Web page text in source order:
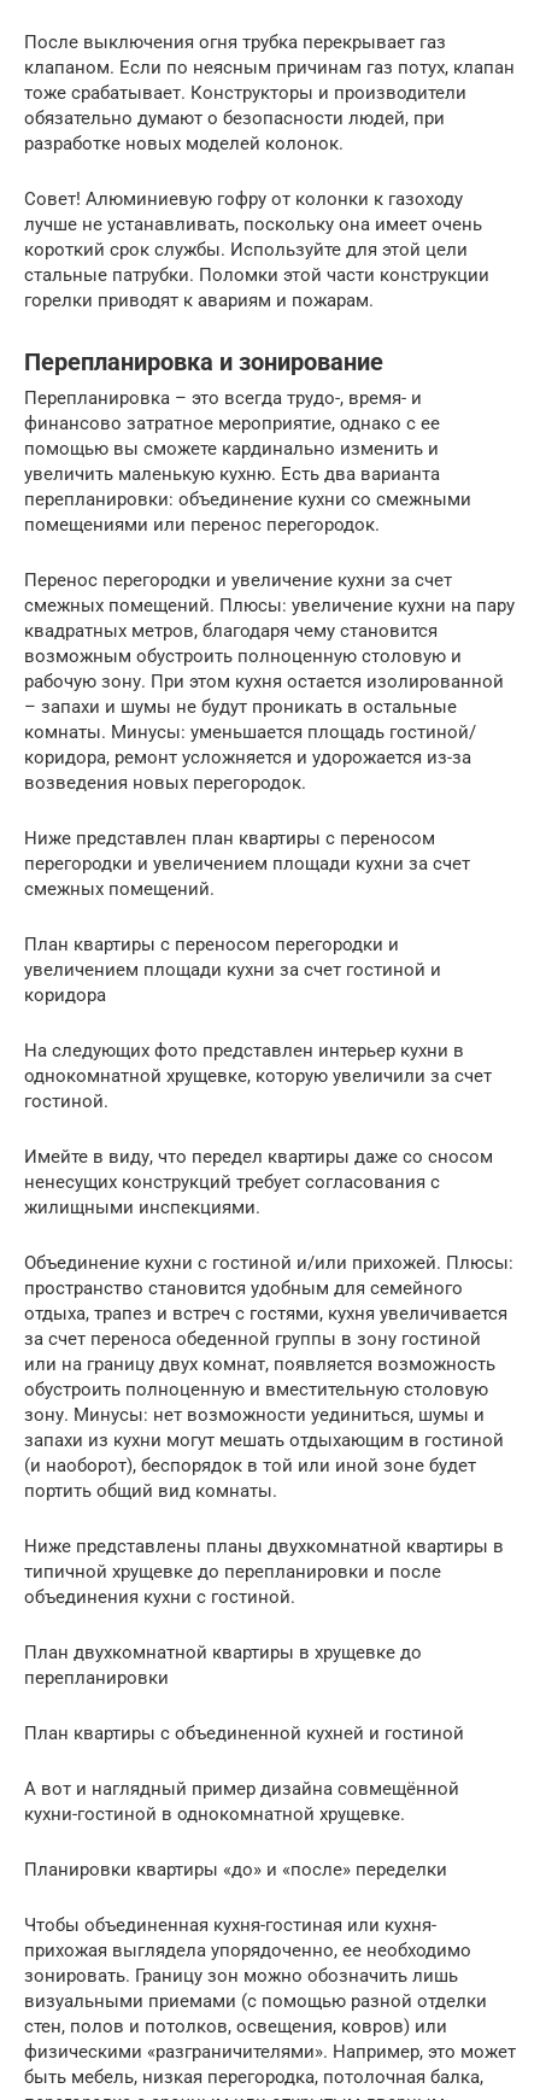
После выключения огня трубка перекрывает газ
клапаном. Если по неясным причинам газ потух, клапан
тоже срабатывает. Конструкторы и производители
обязательно думают о безопасности людей, при
разработке новых моделей колонок.
Совет! Алюминиевую гофру от колонки к газоходу
лучше не устанавливать, поскольку она имеет очень
короткий срок службы. Используйте для этой цели
стальные патрубки. Поломки этой части конструкции
горелки приводят к авариям и пожарам.
Перепланировка и зонирование
Перепланировка – это всегда трудо-, время- и
финансово затратное мероприятие, однако с ее
помощью вы сможете кардинально изменить и
увеличить маленькую кухню. Есть два варианта
перепланировки: объединение кухни со смежными
помещениями или перенос перегородок.
Перенос перегородки и увеличение кухни за счет
смежных помещений. Плюсы: увеличение кухни на пару
квадратных метров, благодаря чему становится
возможным обустроить полноценную столовую и
рабочую зону. При этом кухня остается изолированной
– запахи и шумы не будут проникать в остальные
комнаты. Минусы: уменьшается площадь гостиной/
коридора, ремонт усложняется и удорожается из-за
возведения новых перегородок.
Ниже представлен план квартиры с переносом
перегородки и увеличением площади кухни за счет
смежных помещений.
План квартиры с переносом перегородки и
увеличением площади кухни за счет гостиной и
коридора
На следующих фото представлен интерьер кухни в
однокомнатной хрущевке, которую увеличили за счет
гостиной.
Имейте в виду, что передел квартиры даже со сносом
ненесущих конструкций требует согласования с
жилищными инспекциями.
Объединение кухни с гостиной и/или прихожей. Плюсы:
пространство становится удобным для семейного
отдыха, трапез и встреч с гостями, кухня увеличивается
за счет переноса обеденной группы в зону гостиной
или на границу двух комнат, появляется возможность
обустроить полноценную и вместительную столовую
зону. Минусы: нет возможности уединиться, шумы и
запахи из кухни могут мешать отдыхающим в гостиной
(и наоборот), беспорядок в той или иной зоне будет
портить общий вид комнаты.
Ниже представлены планы двухкомнатной квартиры в
типичной хрущевке до перепланировки и после
объединения кухни с гостиной.
План двухкомнатной квартиры в хрущевке до
перепланировки
План квартиры с объединенной кухней и гостиной
А вот и наглядный пример дизайна совмещённой
кухни-гостиной в однокомнатной хрущевке.
Планировки квартиры «до» и «после» переделки
Чтобы объединенная кухня-гостиная или кухня-
прихожая выглядела упорядоченно, ее необходимо
зонировать. Границу зон можно обозначить лишь
визуальными приемами (с помощью разной отделки
стен, полов и потолков, освещения, ковров) или
физическими «разграничителями». Например, это может
быть мебель, низкая перегородка, потолочная балка,